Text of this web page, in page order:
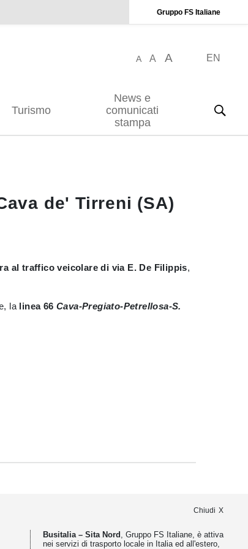
Gruppo FS Italiane
A A A EN
Turismo
News e
comunicati
stampa
de' Tirreni (SA)
al traffico veicolare di via E. De Filippis,
la linea 66Cava-Pregiato-Petrellosa-S.
Chiudi
Busitalia – Sita Nord , Gruppo FS Italiane, è attiva
nei servizi di trasporto locale in Italia ed all'estero,